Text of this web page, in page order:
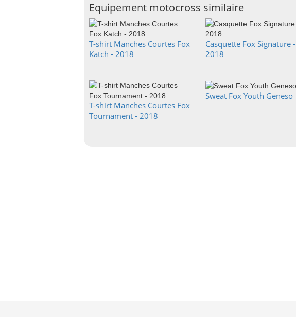
Equipement motocross similaire
T-shirt Manches Courtes Fox
Katch - 2018
Casquette Fox Signature -
2018
T-shirt Manches Courtes Fox
Tournament - 2018
Sweat Fox Youth Geneso